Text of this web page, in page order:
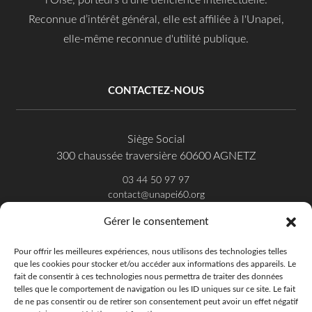
Gérer le consentement
Pour offrir les meilleures expériences, nous utilisons des technologies telles
que les cookies pour stocker et/ou accéder aux informations des appareils. Le
fait de consentir à ces technologies nous permettra de traiter des données
telles que le comportement de navigation ou les ID uniques sur ce site. Le fait
de ne pas consentir ou de retirer son consentement peut avoir un effet négatif
Reconnue d’intérêt général, elle est affiliée à l'Unapei,
elle-même reconnue d'utilité publique.
CONTACTEZ-NOUS
Siège Social
300 chaussée traversière 60600 AGNETZ
03 44 50 97 97
contact@unapei60.org